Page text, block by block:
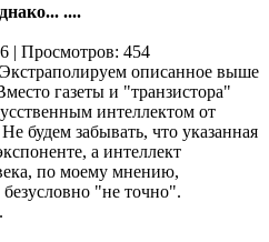
....
| Просмотров: 454
описанное выше
газеты и "транзистора"
интеллектом от
будем забывать, что указанная
а интеллект
по моему мнению,
безусловно "не точно".